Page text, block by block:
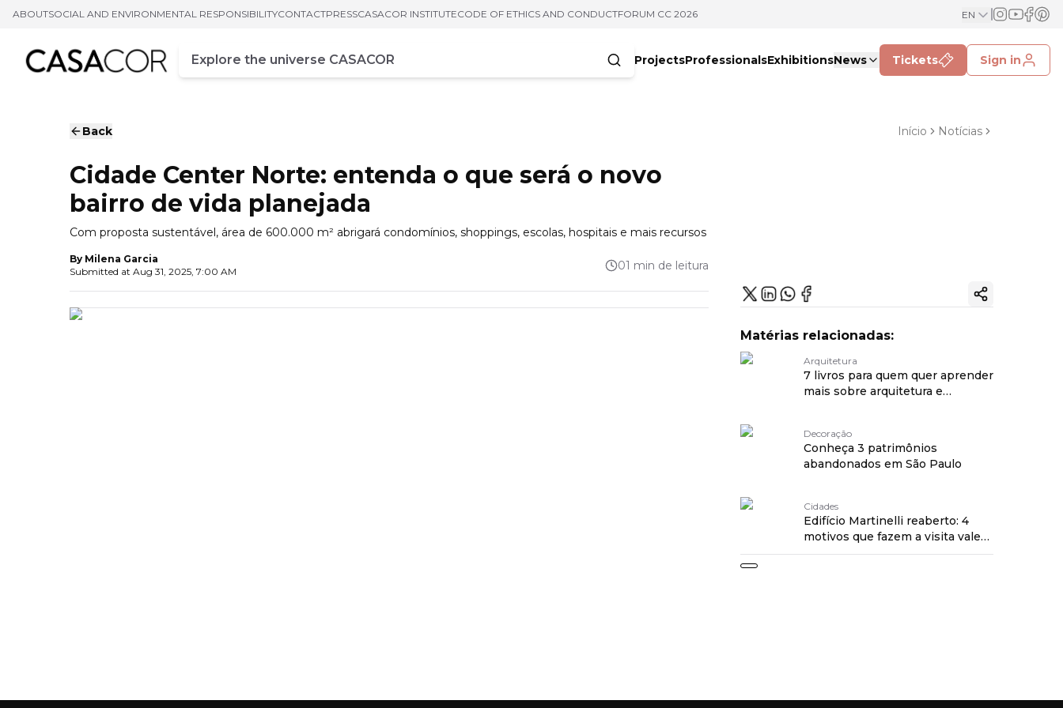
ABOUTSOCIAL AND ENVIRONMENTAL RESPONSIBILITYCONTACTPRESSCASACOR INSTITUTECODE OF ETHICS AND CONDUCTFORUM CC 2026 EN
Campo de busca
Enter at least three characters
ProjectsProfessionalsExhibitionsNews Tickets Sign in
Back Início Notícias
Cidade Center Norte: entenda o que será o novo
bairro de vida planejada
Com proposta sustentável, área de 600.000 m² abrigará condomínios, shoppings, escolas, hospitais e mais recursos
By Milena Garcia
Submitted at Aug 31, 2025, 7:00 AM 01 min de leitura
Copy ink
Matérias relacionadas:
Arquitetura
7 livros para quem quer aprender
mais sobre arquitetura e
Decoração
Conheça 3 patrimônios
abandonados em São Paulo
Cidades
Edifício Martinelli reaberto: 4
motivos que fazem a visita valer
a pena